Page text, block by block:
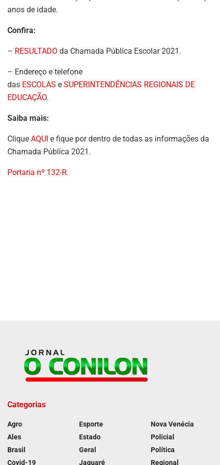
anos de idade.
Confira:
– RESULTADO da Chamada Pública Escolar 2021.
– Endereço e telefone
das ESCOLAS e SUPERINTENDÊNCIAS REGIONAIS DE
EDUCAÇÃO.
Saiba mais:
Clique AQUI e fique por dentro de todas as informações da
Chamada Pública 2021.
Portaria nº 132-R.
Categorias
Agro
Ales
Brasil
Covid-19
Esporte
Estado
Geral
Jaguaré
Nova Venécia
Policial
Política
Regional